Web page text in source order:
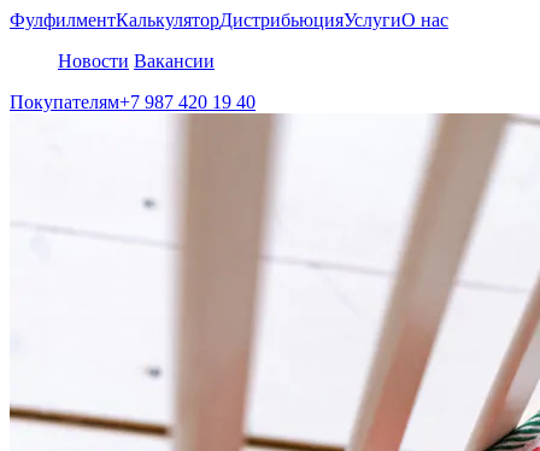
ФулфилментКалькуляторДистрибьюцияУслугиО нас
Новости Вакансии
Покупателям+7 987 420 19 40